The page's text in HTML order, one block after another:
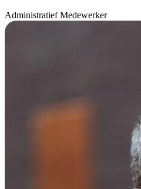
Administratief Medewerker